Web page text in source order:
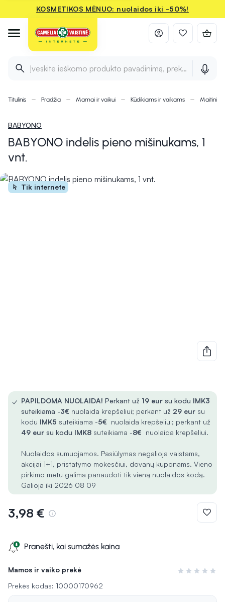
KOSMETIKOS MĖNUO: nuolaidos iki -50%!
Įveskite ieškomo produkto pavadinimą, prekės ženklą ir
Titulinis Pradžia Mamai ir vaikui Kūdikiams ir vaikams
BABYONO
BABYONO indelis pieno mišinukams, 1
vnt.
Tik internete
Mamos ir vaiko prekė
Įvertinimas 0
Prekės kodas: 10000170962
✓ PAPILDOMA NUOLAIDA! Perkant už 19 eur su kodu IMK3
suteikiama -3€ nuolaida krepšeliui; perkant už 29 eur su
kodu IMK5 suteikiama -5€ nuolaida krepšeliui; perkant už
49 eur su kodu IMK8 suteikiama -8€ nuolaida krepšeliui.
Nuolaidos sumuojamos. Pasiūlymas negalioja vaistams,
akcijai 1+1, pristatymo mokesčiui, dovanų kuponams. Vieno
pirkimo metu galima panaudoti tik vieną nuolaidos kodą.
Galioja iki 2026 08 09
3,98 €
Pranešti, kai sumažės kaina